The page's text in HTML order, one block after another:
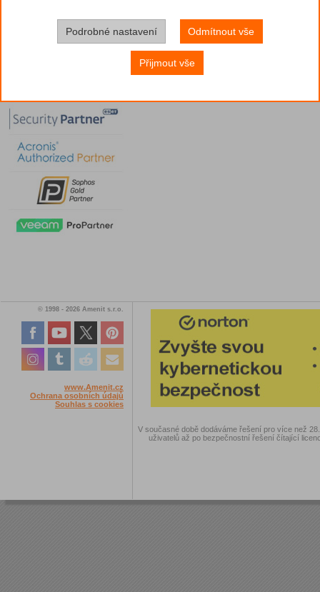
© 1998 - 2026 Amenit s.r.o.
www.Amenit.cz
Ochrana osobních údajů
Souhlas s cookies
V současné době dodáváme řešení pro více než
uživatelů až po bezpečnostní řešení čítající
Podrobné nastavení Odmítnout vše
Přijmout vše